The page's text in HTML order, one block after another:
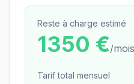
Reste à charge estimé
1350 €/mois
Tarif total mensuel